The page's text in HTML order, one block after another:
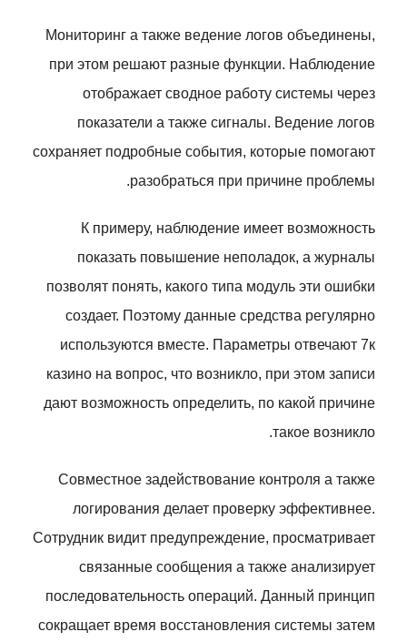
Мониторинг а также ведение логов объединены,
при этом решают разные функции. Наблюдение
отображает сводное работу системы через
показатели а также сигналы. Ведение логов
сохраняет подробные события, которые помогают
разобраться при причине проблемы.
К примеру, наблюдение имеет возможность
показать повышение неполадок, а журналы
позволят понять, какого типа модуль эти ошибки
создает. Поэтому данные средства регулярно
используются вместе. Параметры отвечают 7к
казино на вопрос, что возникло, при этом записи
дают возможность определить, по какой причине
такое возникло.
Совместное задействование контроля а также
логирования делает проверку эффективнее.
Сотрудник видит предупреждение, просматривает
связанные сообщения а также анализирует
последовательность операций. Данный принцип
сокращает время восстановления системы затем